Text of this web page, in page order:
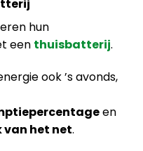
hun
een thuisbatterij.
ook ’s avonds,
en
het net.